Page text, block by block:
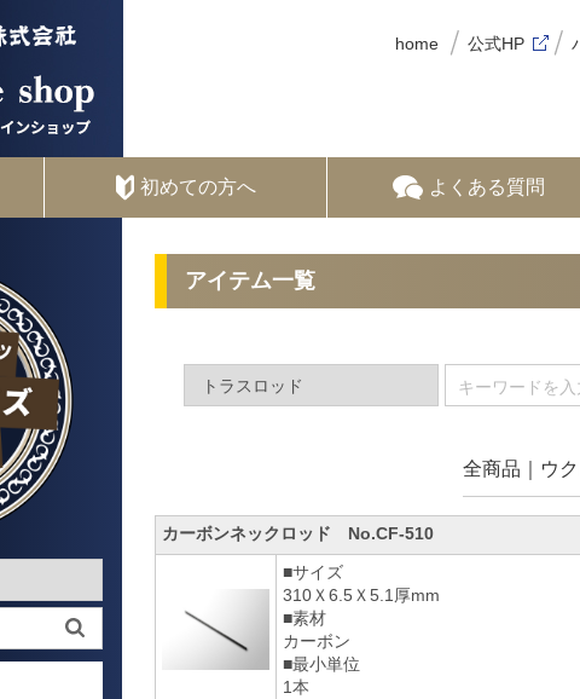
home 公式HP
初めての方へ よくある質問
アイテム一覧
全商品 ウ
カーボンネックロッド No.CF-510
■サイズ
310Ｘ6.5Ｘ5.1厚mm
■素材
カーボン
■最小単位
1本